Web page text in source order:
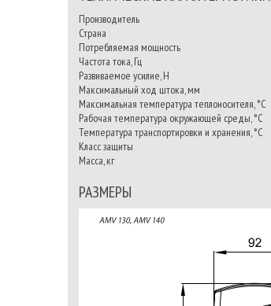
Производитель
Страна
Потребляемая мощность
Частота тока, Гц
Развиваемое усилие, Н
Максимальный ход штока, мм
Максимальная температура теплоносителя, °C
Рабочая температура окружающей среды, °C
Температура транспортировки и хранения, °C
Класс защиты
Масса, кг
РАЗМЕРЫ